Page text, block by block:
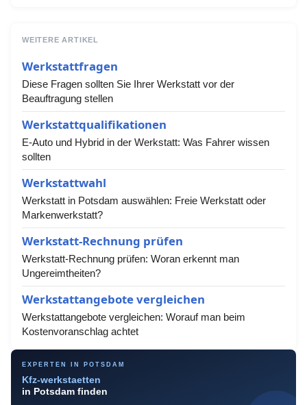
WEITERE ARTIKEL
Werkstattfragen
Diese Fragen sollten Sie Ihrer Werkstatt vor der
Beauftragung stellen
Werkstattqualifikationen
E-Auto und Hybrid in der Werkstatt: Was Fahrer wissen
sollten
Werkstattwahl
Werkstatt in Potsdam auswählen: Freie Werkstatt oder
Markenwerkstatt?
Werkstatt-Rechnung prüfen
Werkstatt-Rechnung prüfen: Woran erkennt man
Ungereimtheiten?
Werkstattangebote vergleichen
Werkstattangebote vergleichen: Worauf man beim
Kostenvoranschlag achtet
EXPERTEN IN POTSDAM
Kfz-werkstaetten
in Potsdam finden